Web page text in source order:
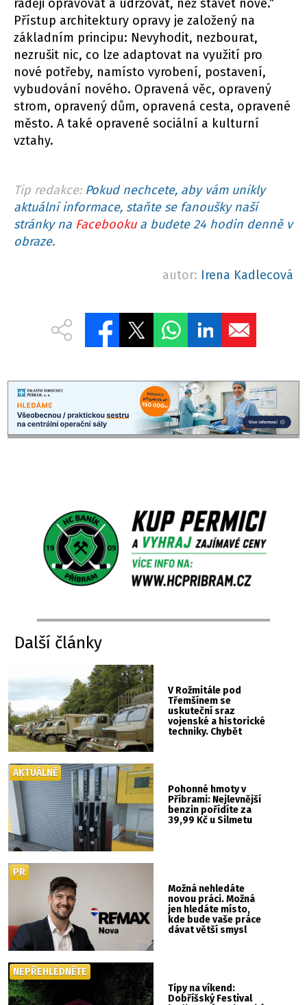
raději opravovat a udržovat, než stavět nové.“
Přístup architektury opravy je založený na
základním principu: Nevyhodit, nezbourat,
nezrušit nic, co lze adaptovat na využití pro
nové potřeby, namísto vyrobení, postavení,
vybudování nového. Opravená věc, opravený
strom, opravený dům, opravená cesta, opravené
město. A také opravené sociální a kulturní
vztahy.
Tip redakce: Pokud nechcete, aby vám unikly
aktuální informace, staňte se fanoušky naší
stránky na Facebookua budete 24 hodin denně v
obraze.
autor: Irena Kadlecová
Další články
V Rožmitále pod
Třemšínem se
uskuteční sraz
vojenské a historické
techniky. Chybět
Pohonné hmoty v
Příbrami: Nejlevnější
benzin pořídíte za
39,99 Kč u Silmetu
AKTUÁLNĚ
Možná nehledáte
novou práci. Možná
jen hledáte místo,
kde bude vaše práce
dávat větší smysl
PR
Tipy na víkend:
Dobříšský Festival
NEPŘEHLÉDNĚTE